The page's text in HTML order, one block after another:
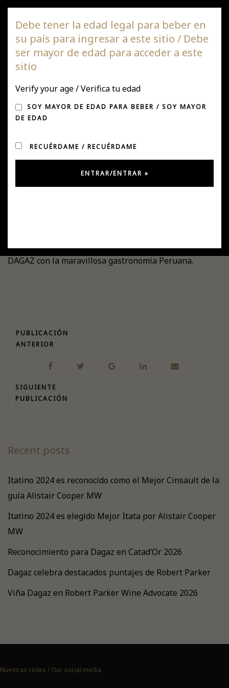
Viña DAGAZ
PRONTO DAGAZ EN
LIMA!!
Publicado en Mayo 31, 2019porUrsula Gonzalez
DAGAZ con la maravillosa gastronomía Peruana.
PUBLICACIÓN
ANTERIOR
SIGUIENTE
PUBLICACIÓN
Recent posts
Itatino 2024 es reconocido como el Mejor Cinsault de la
guía Alistair Cooper MW
Itatino 2024 es elegido Mejor Itata por Alistair Cooper
MW
Reconocimiento para Dagaz en Catad’Or 2026
Dagaz celebra destacados puntajes de Robert Parker
Viña Dagaz en Robert Parker Wine Advocate 2026
Nuestras redes / Our social media
Debe tener la edad legal para beber en
su país para ingresar a este sitio / Debe
ser mayor de edad para acceder a este
sitio
Verify your age / Verifica tu edad
SOY MAYOR DE EDAD PARA BEBER / SOY MAYOR
DE EDAD
RECUÉRDAME / RECUÉRDAME